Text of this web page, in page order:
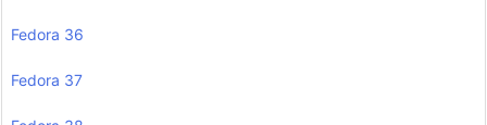
Fedora 36
Fedora 37